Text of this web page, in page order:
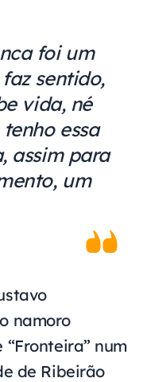
foi um
sentido,
vida, né
essa
assim para
um
namoro
num
de Ribeirão